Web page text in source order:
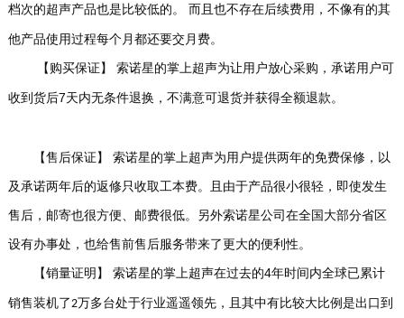
档次的超声产品也是比较低的。 而且也不存在后续费用，不像有的其
他产品使用过程每个月都还要交月费。
【购买保证】 索诺星的掌上超声为让用户放心采购，承诺用户可
收到货后7天内无条件退换，不满意可退货并获得全额退款。
【售后保证】 索诺星的掌上超声为用户提供两年的免费保修，以
及承诺两年后的返修只收取工本费。
且由于产品很小很轻，即使发生
售后，邮寄也很方便、邮费很低。
另外索诺星公司在全国大部分省区
设有办事处，也给售前售后服务带来了更大的便利性。
【销量证明】 索诺星的掌上超声在过去的4年时间内全球已累计
销售装机了2万多台处于行业遥遥领先，且其中有比较大比例是出口到